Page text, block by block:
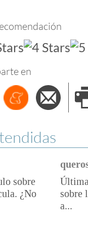
en
Menéame
sobre
¿No
sobre
a...